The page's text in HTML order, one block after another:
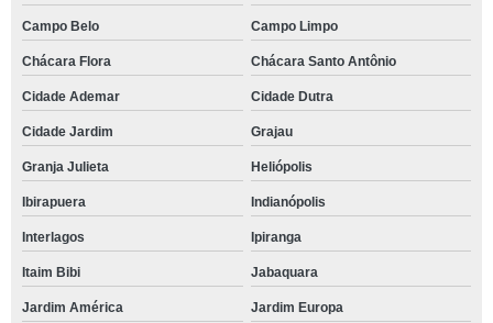
Campo Belo Campo Limpo
Chácara Flora Chácara Santo Antônio
Cidade Ademar Cidade Dutra
Cidade Jardim Grajau
Granja Julieta Heliópolis
Ibirapuera Indianópolis
Interlagos Ipiranga
Itaim Bibi Jabaquara
Jardim América Jardim Europa